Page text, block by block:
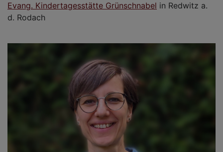
Evang. Kindertagesstätte Grünschnabel in Redwitz a.
d. Rodach